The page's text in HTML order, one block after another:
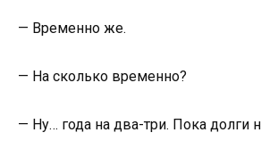
— Временно же.
— На сколько временно?
— Ну… года на два-три. Пока долги